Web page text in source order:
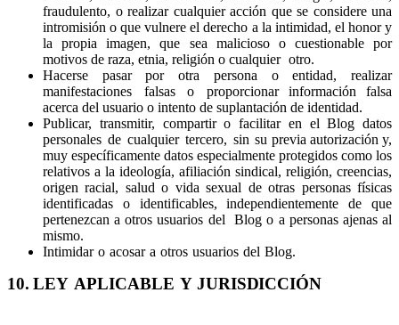
fraudulento, o realizar cualquier acción que se considere una
intromisión o que vulnere el derecho a la intimidad, el honor y
la propia imagen, que sea malicioso o cuestionable por
motivos de raza, etnia, religión o cualquier otro.
Hacerse
pasar por otra persona o entidad,
realizar
manifestaciones
falsas o
proporcionar información falsa
acerca del usuario o intento de suplantación de identidad.
Publicar, transmitir, compartir o facilitar en el Blog datos
personales de cualquier tercero, sin su previa autorización y,
muy específicamente datos especialmente protegidos como los
relativos a la ideología, afiliación sindical, religión, creencias,
origen racial, salud o vida sexual de otras personas físicas
identificadas o identificables, independientemente de que
pertenezcan a otros usuarios del
Blog o a personas ajenas al
mismo.
Intimidar o acosar a otros usuarios del Blog.
10. LEY APLICABLE Y JURISDICCIÓN